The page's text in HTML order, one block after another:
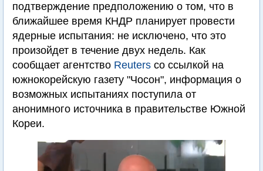
подтверждение предположению о том, что в
ближайшее время КНДР планирует провести
ядерные испытания: не исключено, что это
произойдет в течение двух недель. Как
сообщает агентство Reuters со ссылкой на
южнокорейскую газету "Чосон", информация о
возможных испытаниях поступила от
анонимного источника в правительстве Южной
Кореи.